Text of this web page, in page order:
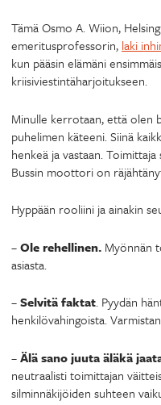
Tämä Osmo A. Wiion,
emeritusprofessorin, laki
kun pääsin elämäni
kriisiviestintäharjoitukseen.
Minulle kerrotaan, että olen
puhelimen käteeni. Siinä
henkeä ja vastaan.
Bussin moottori on
Hyppään rooliini ja ainakin
–Ole rehellinen. Myönnän
asiasta.
–Selvitä faktat. Pyydän
henkilövahingoista.
–Älä sano juuta äläkä
neutraalisti toimittajan
silminnäkijöiden suhteen